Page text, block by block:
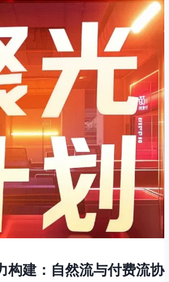
构建：自然流与付费流协